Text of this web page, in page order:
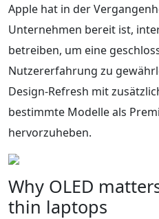
Apple hat in der
Unternehmen bereit ist,
betreiben, um eine
Nutzererfahrung zu
Design-Refresh mit
bestimmte Modelle als
hervorzuheben.
Why OLED
thin laptops